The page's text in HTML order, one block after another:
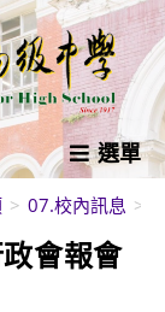
選單
> 07.校內訊息 >
會報會